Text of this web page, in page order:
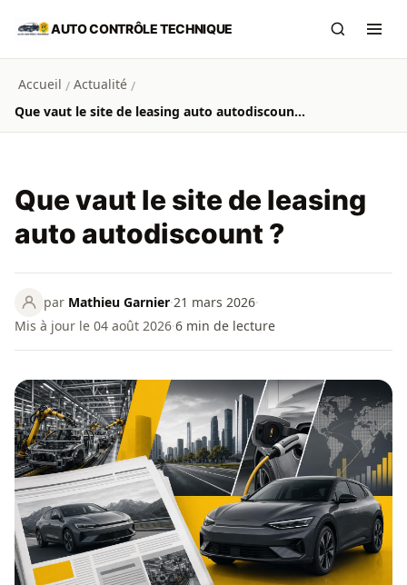
Aller au contenu principal
AUTO CONTRÔLE TECHNIQUE
Accueil / Actualité /
Que vaut le site de leasing auto autodiscount ?
Que vaut le site de leasing
auto autodiscount ?
par Mathieu Garnier·21 mars 2026·
Mis à jour le 04 août 2026·6 min de lecture